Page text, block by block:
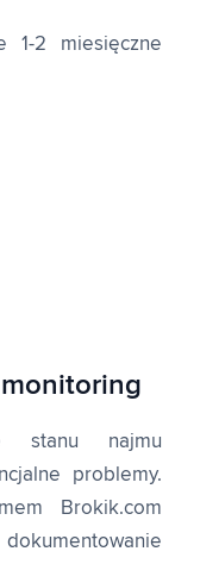
1-2 miesięczne
stanu najmu
problemy.
Brokik.com